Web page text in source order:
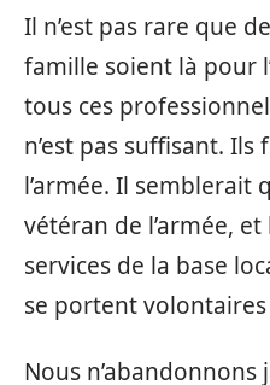
Il n’est pas rare que
famille soient là pour
tous ces
n’est pas suffisant.
l’armée. Il semblerait
vétéran de l’armée,
services de la base
se portent
Nous n’abandonnons